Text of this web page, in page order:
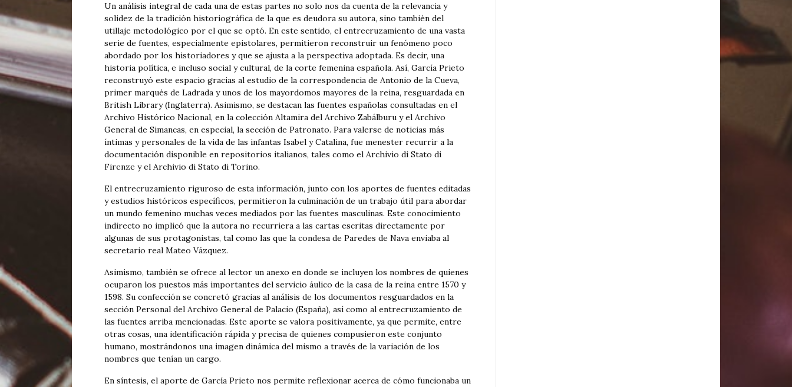
Un análisis integral de cada una de estas partes no solo nos da cuenta de la relevancia y
solidez de la tradición historiográfica de la que es deudora su autora, sino también del
utillaje metodológico por el que se optó. En este sentido, el entrecruzamiento de una vasta
serie de fuentes, especialmente epistolares, permitieron reconstruir un fenómeno poco
abordado por los historiadores y que se ajusta a la perspectiva adoptada. Es decir, una
historia política, e incluso social y cultural, de la corte femenina española. Así, García Prieto
reconstruyó este espacio gracias al estudio de la correspondencia de Antonio de la Cueva,
primer marqués de Ladrada y unos de los mayordomos mayores de la reina, resguardada en
British Library (Inglaterra). Asimismo, se destacan las fuentes españolas consultadas en el
Archivo Histórico Nacional, en la colección Altamira del Archivo Zabálburu y el Archivo
General de Simancas, en especial, la sección de Patronato. Para valerse de noticias más
íntimas y personales de la vida de las infantas Isabel y Catalina, fue menester recurrir a la
documentación disponible en repositorios italianos, tales como el Archivio di Stato di
Firenze y el Archivio di Stato di Torino.
El entrecruzamiento riguroso de esta información, junto con los aportes de fuentes editadas
y estudios históricos específicos, permitieron la culminación de un trabajo útil para abordar
un mundo femenino muchas veces mediados por las fuentes masculinas. Este conocimiento
indirecto no implicó que la autora no recurriera a las cartas escritas directamente por
algunas de sus protagonistas, tal como las que la condesa de Paredes de Nava enviaba al
secretario real Mateo Vázquez.
Asimismo, también se ofrece al lector un anexo en donde se incluyen los nombres de quienes
ocuparon los puestos más importantes del servicio áulico de la casa de la reina entre 1570 y
1598. Su confección se concretó gracias al análisis de los documentos resguardados en la
sección Personal del Archivo General de Palacio (España), así como al entrecruzamiento de
las fuentes arriba mencionadas. Este aporte se valora positivamente, ya que permite, entre
otras cosas, una identificación rápida y precisa de quienes compusieron este conjunto
humano, mostrándonos una imagen dinámica del mismo a través de la variación de los
nombres que tenían un cargo.
En síntesis, el aporte de García Prieto nos permite reflexionar acerca de cómo funcionaba un